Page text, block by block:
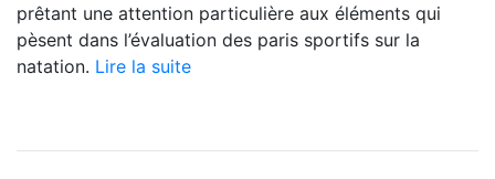
prêtant une attention particulière aux éléments qui
pèsent dans l’évaluation des paris sportifs sur la
natation. Lire la suite